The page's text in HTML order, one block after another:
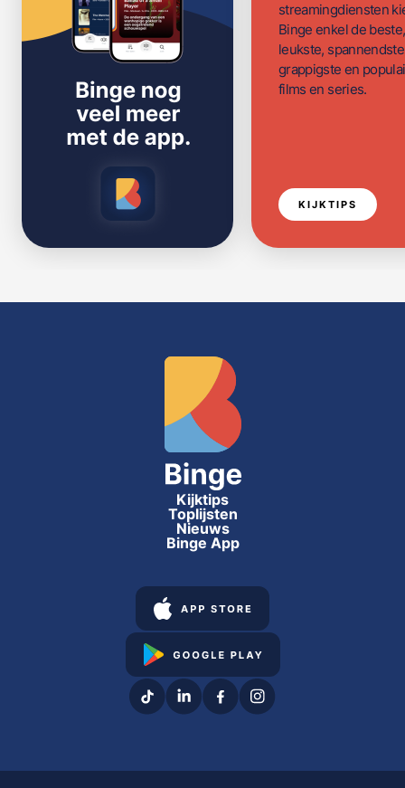
streamingdiensten
Binge enkel de beste,
leukste,
grappigste en
films en series.
KIJKTIPS
Kijktips
Toplijsten
Nieuws
Binge App